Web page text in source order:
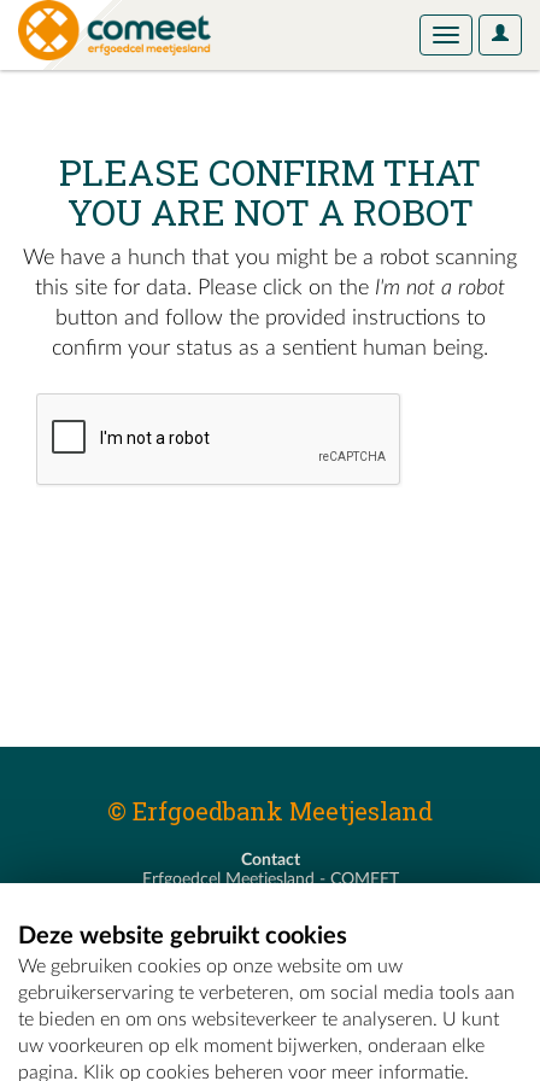
User
Toggle
PLEASE CONFIRM THAT
YOU ARE NOT A ROBOT
We have a hunch that you might be a robot scanning
this site for data. Please click on the I'm not a robot
button and follow the provided instructions to
confirm your status as a sentient human being.
© Erfgoedbank Meetjesland
Contact
Erfgoedcel Meetjesland - COMEET
T - 09 373 75 96
E -erfgoedcel@comeet.be
Deze website gebruikt cookies
We gebruiken cookies op onze website om uw
gebruikerservaring te verbeteren, om social media tools aan
te bieden en om ons websiteverkeer te analyseren. U kunt
uw voorkeuren op elk moment bijwerken, onderaan elke
pagina. Klik op cookies beheren voor meer informatie.